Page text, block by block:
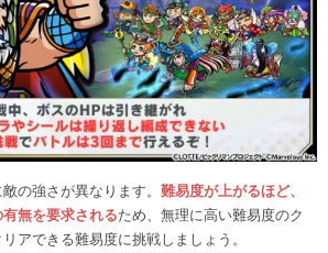
の強さが異なります。 難易度が上がるほど、
無を要求されるため、無理に高い難易度のク
アできる難易度に挑戦しましょう。